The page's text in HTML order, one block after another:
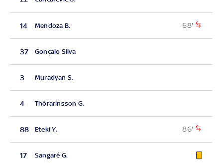
14 Mendoza B. 68'
37 Gonçalo Silva
3 Muradyan S.
4 Thórarinsson G.
88 Eteki Y. 86'
17 Sangaré G.